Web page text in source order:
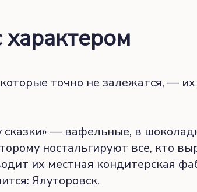
характером
точно не залежатся, —
сказки» — вафельные, в
ностальгируют все, кто
их местная кондитерская
Ялуторовск.